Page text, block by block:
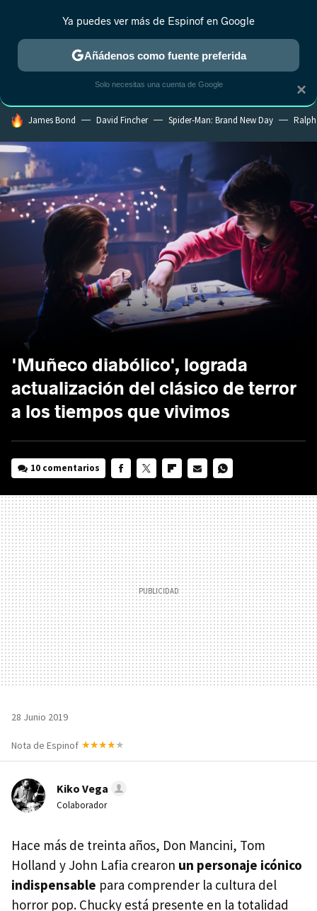
ESTRENOS REALITY ANIME RANKINGS CINE
HOY SE HABLA DE
James Bond David Fincher Spider-Man: Brand New Day
'Muñeco diabólico', lograda
actualización del clásico de terror
a los tiempos que vivimos
10 comentarios
MAIL
28 Junio 2019
Nota de Espinof
Kiko Vega
Colaborador
Hace más de treinta años, Don Mancini, Tom
Holland y John Lafia crearon un personaje icónico
indispensable para comprender la cultura del
horror pop. Chucky está presente en la totalidad
×
Ya puedes ver más de Espinof en Google
Añádenos como fuente preferida
Solo necesitas una cuenta de Google